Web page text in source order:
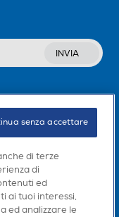
INVIA
di terze
di
ed
ai tuoi interessi,
ed analizzare le
senza accettare